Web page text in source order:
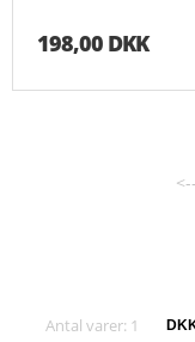
BEARBEJDNING,
198,00 DKK
Antal varer: 1